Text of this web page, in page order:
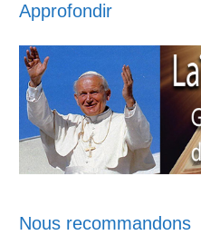
Approfondir
Nous recommandons